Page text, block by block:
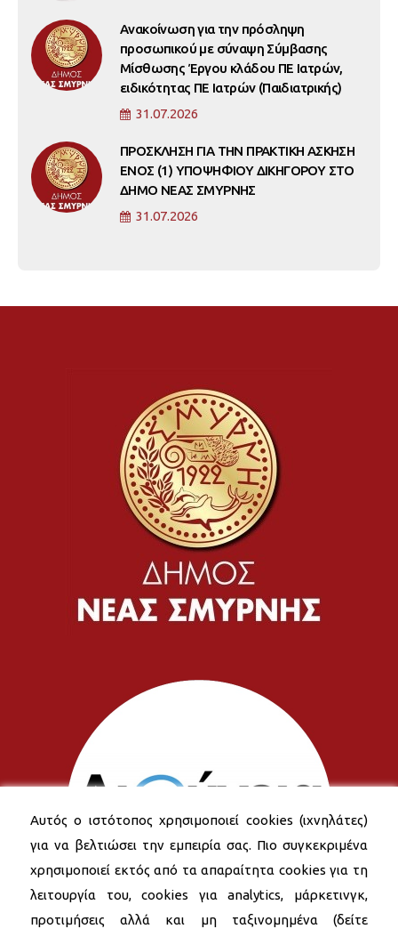
Ανακοίνωση για την πρόσληψη
προσωπικού με σύναψη Σύμβασης
Μίσθωσης Έργου κλάδου ΠΕ Ιατρών,
ειδικότητας ΠΕ Ιατρών (Παιδιατρικής)
31.07.2026
ΠΡΟΣΚΛΗΣΗ ΓΙΑ ΤΗΝ ΠΡΑΚΤΙΚΗ ΑΣΚΗΣΗ
ΕΝΟΣ (1) ΥΠΟΨΗΦΙΟΥ ΔΙΚΗΓΟΡΟΥ ΣΤΟ
ΔΗΜΟ ΝΕΑΣ ΣΜΥΡΝΗΣ
31.07.2026
Αυτός ο ιστότοπος χρησιμοποιεί cookies (ιχνηλάτες)
για να βελτιώσει την εμπειρία σας. Πιο συγκεκριμένα
χρησιμοποιεί εκτός από τα απαραίτητα cookies για τη
λειτουργία του, cookies για analytics, μάρκετινγκ,
προτιμήσεις αλλά και μη ταξινομημένα (δείτε